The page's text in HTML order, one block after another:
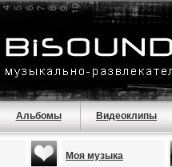
Альбомы Видеоклипы
Моя музыка